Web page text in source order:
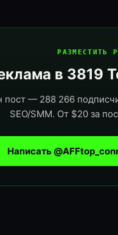
РАЗМЕСТИТЬ
в 3819
пост — 288 266
SEO/SMM. От $20 за
Написать